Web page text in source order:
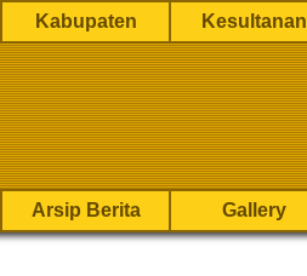
Kabupaten Kesultanan
Arsip Berita Gallery